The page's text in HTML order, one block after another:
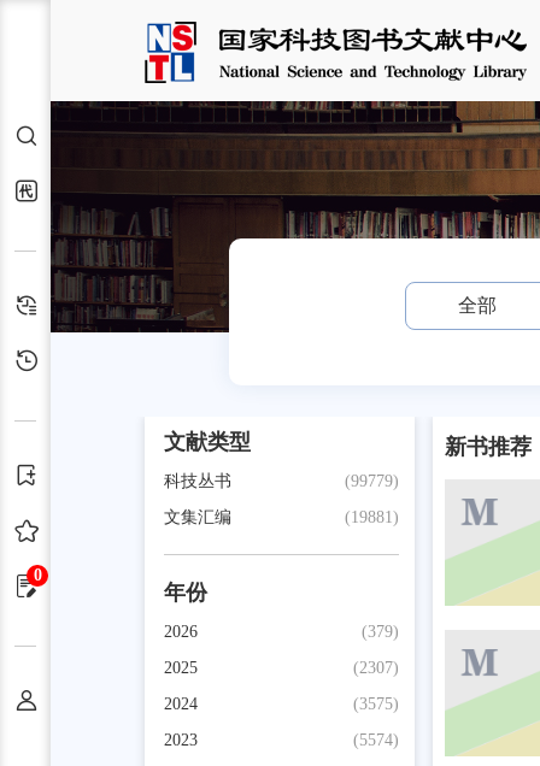
检索
代查代借
检索历史
0
全部
文献类型
(99779)
科技丛书
(19881)
文集汇编
年份
(379)
2026
(2307)
2025
(3575)
2024
(5574)
2023
新书推荐